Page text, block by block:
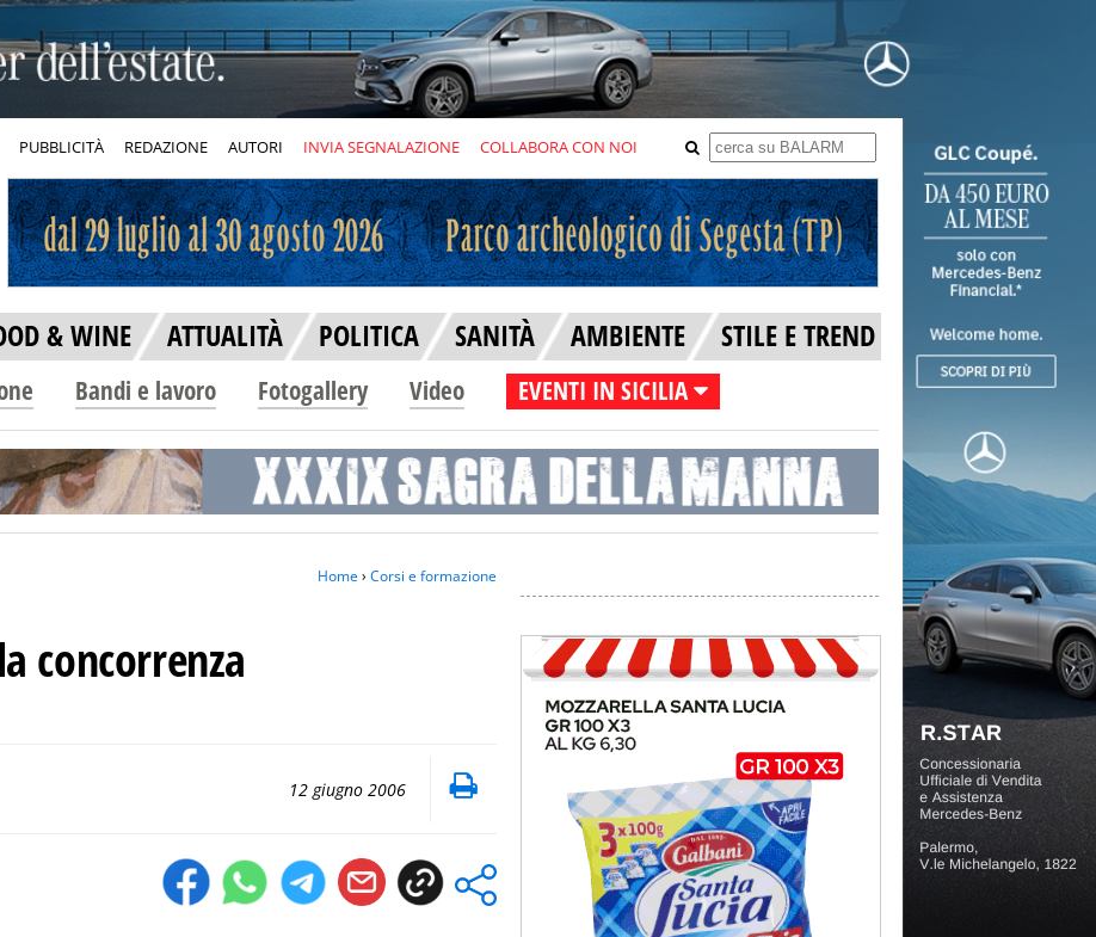
PUBBLICITÀ REDAZIONE AUTORI INVIA SEGNALAZIONE COLLABORA CON NOI
& WINE ATTUALITÀ POLITICA SANITÀ AMBIENTE STILE E TREND
Bandi e lavoro Fotogallery Video EVENTI IN SICILIA
Home› Corsi e formazione
concorrenza
12 giugno 2006